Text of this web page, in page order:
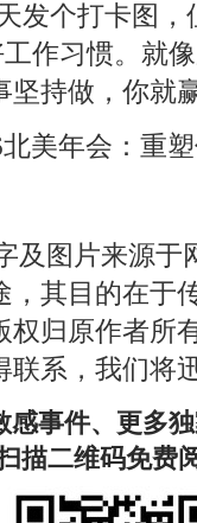
发个打卡图
工作习惯。就
持做，你就
美年会：重
及图片来源
，其目的在于
权归原作者所
联系，我们将
感事件、更多
描二维码免费